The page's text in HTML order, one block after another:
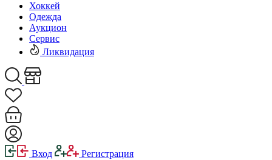
Хоккей
Одежда
Аукцион
Сервис
Ликвидация
Вход Регистрация